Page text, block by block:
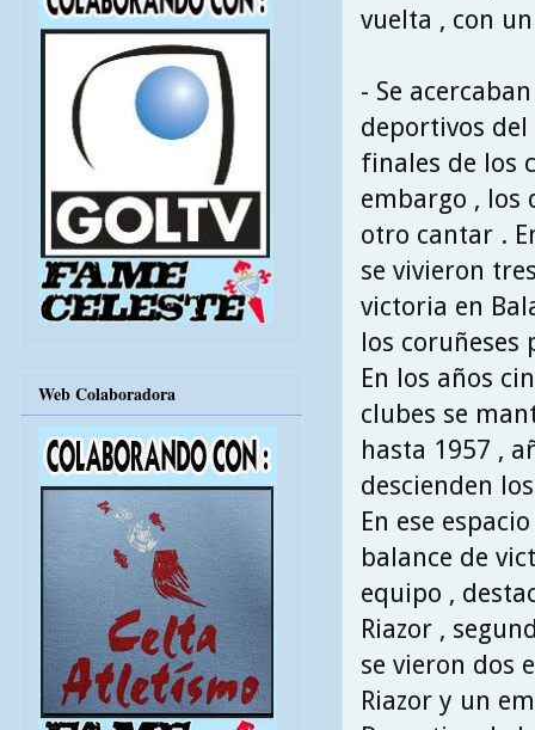
vuelta , con
- Se
deportivos
finales de los
embargo , los
otro cantar .
se vivieron
victoria en
los coruñeses
En los años
clubes se
hasta 1957 ,
descienden
En ese
balance de
equipo ,
Riazor ,
se vieron dos
Riazor y un
Web Colaboradora